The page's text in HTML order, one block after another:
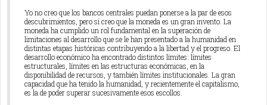
Yo no creo que los bancos centrales puedan ponerse a la par de esos
descubrimientos, pero sí creo que la moneda es un gran invento. La
moneda ha cumplido un rol fundamental en la superación de
limitaciones al desarrollo que se le han presentado a la humanidad en
distintas etapas históricas contribuyendo a la libertad y el progreso. El
desarrollo económico ha encontrado distintos límites: límites
estructurales, límites en las estructuras económicas, en la
disponibilidad de recursos, y también límites institucionales. La gran
capacidad que ha tenido la humanidad, y recientemente el capitalismo,
es la de poder superar sucesivamente esos escollos.